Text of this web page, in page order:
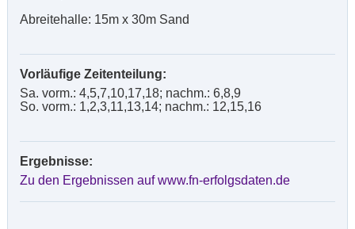
Abreitehalle: 15m x 30m Sand
Vorläufige Zeitenteilung:
Sa. vorm.: 4,5,7,10,17,18; nachm.: 6,8,9
So. vorm.: 1,2,3,11,13,14; nachm.: 12,15,16
Ergebnisse:
Zu den Ergebnissen auf www.fn-erfolgsdaten.de